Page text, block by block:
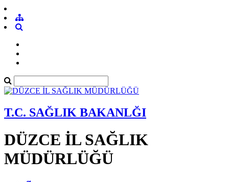
T.C. SAĞLIK BAKANLĞI
DÜZCE İL SAĞLIK
MÜDÜRLÜĞÜ